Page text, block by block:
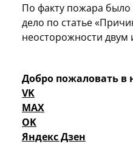
По факту пожара
дело по статье
неосторожности двум
Добро пожаловать в
VK
MAX
OK
Яндекс Дзен